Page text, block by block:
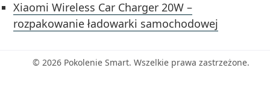
Xiaomi Wireless Car Charger 20W –
rozpakowanie ładowarki samochodowej
© 2026 Pokolenie Smart. Wszelkie prawa zastrzeżone.